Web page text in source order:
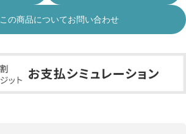
この商品についてお問い合わせ